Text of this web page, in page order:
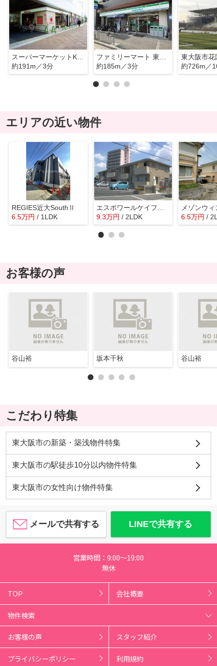
スーパーマーケットKINSHO(近商) 東花園店
約191m／3分
約185m／3分
約726m／
エリアの近い物件
REGIES近大SouthⅡ
6.5万円 / 1LDK
9.3万円 / 2LDK
メゾンウィ
6.5万円 /
お客様の声
谷山裕 坂本千秋 谷山裕
こだわり特集
東大阪市の新築・築浅物件特集
東大阪市の駅徒歩10分以内物件特集
東大阪市の女性向け物件特集
メールで共有する LINEで共有する
営業時間：9:00～19:00
無休
TOP 会社概要
物件検索
お客様の声 スタッフ紹介
プライバシーポリシー 利用規約